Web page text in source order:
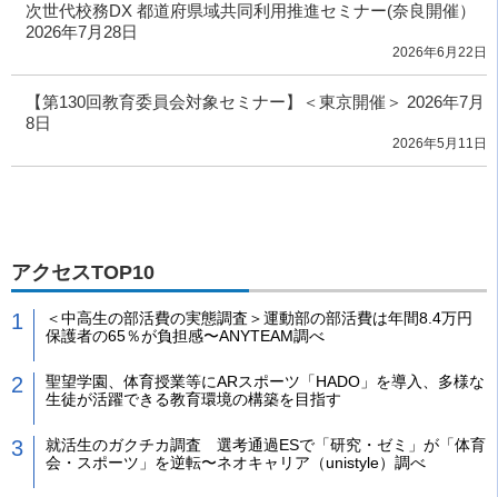
次世代校務DX 都道府県域共同利用推進セミナー(奈良開催）
2026年7月28日
2026年6月22日
【第130回教育委員会対象セミナー】＜東京開催＞ 2026年7月
8日
2026年5月11日
アクセスTOP10
＜中高生の部活費の実態調査＞運動部の部活費は年間8.4万円
保護者の65％が負担感〜ANYTEAM調べ
聖望学園、体育授業等にARスポーツ「HADO」を導入、多様な
生徒が活躍できる教育環境の構築を目指す
就活生のガクチカ調査 選考通過ESで「研究・ゼミ」が「体育
会・スポーツ」を逆転〜ネオキャリア（unistyle）調べ